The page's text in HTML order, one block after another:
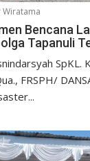
Bencana
Tapanuli
SpKL.
FRSPH/